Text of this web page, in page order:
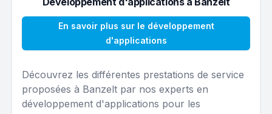
En savoir plus sur le développement
d'applications
Découvrez les différentes prestations de service
proposées à Banzelt par nos experts en
développement d'applications pour les